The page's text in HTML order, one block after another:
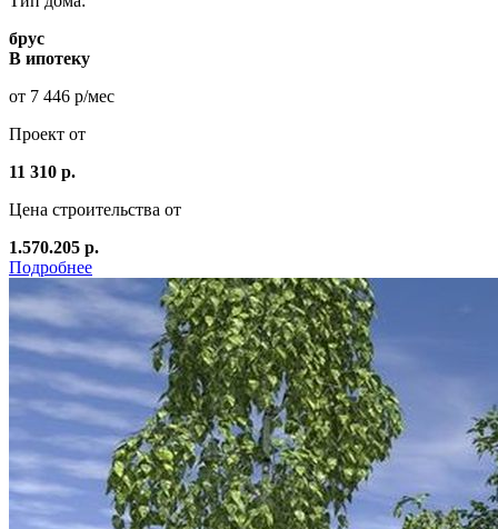
брус
В ипотеку
от 7 446 р/мес
Проект от
11 310 р.
Цена строительства от
1.570.205 р.
Подробнее